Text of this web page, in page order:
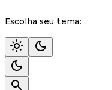
Escolha seu tema: